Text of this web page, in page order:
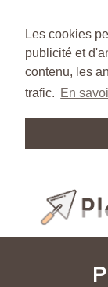
Les cookies
publicité et
contenu, les
trafic. En